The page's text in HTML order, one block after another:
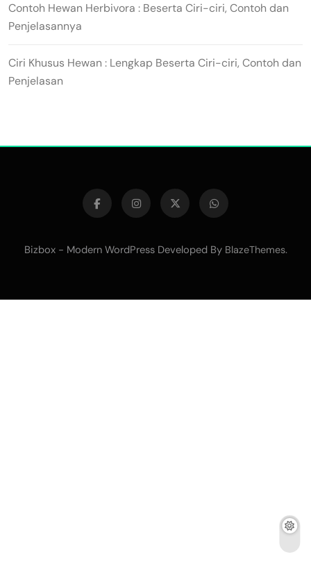
Contoh Hewan Herbivora : Beserta Ciri-ciri, Contoh dan
Penjelasannya
Ciri Khusus Hewan : Lengkap Beserta Ciri-ciri, Contoh dan
Penjelasan
Bizbox - Modern WordPress Developed By BlazeThemes.